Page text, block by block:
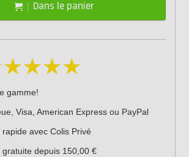
Dans le panier
gamme!
Visa, American Express ou PayPal
rapide avec Colis Privé
gratuite depuis 150,00 €